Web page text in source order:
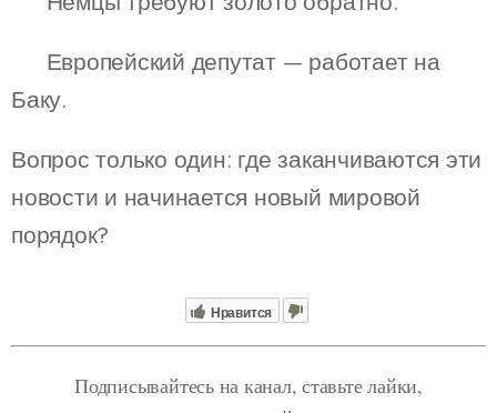
📌 Европейский депутат — работает на
Баку.
Вопрос только один: где заканчиваются эти
новости и начинается новый мировой
порядок?
Нравится
Подписывайтесь на канал, ставьте лайки,